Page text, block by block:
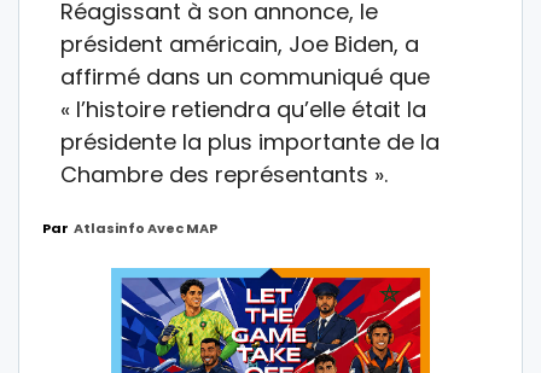
Réagissant à son annonce, le
président américain, Joe Biden, a
affirmé dans un communiqué que
« l’histoire retiendra qu’elle était la
présidente la plus importante de la
Chambre des représentants ».
Par Atlasinfo Avec MAP